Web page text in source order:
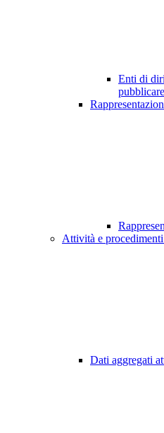
Enti di
Attività e procedimenti
Dati aggregati